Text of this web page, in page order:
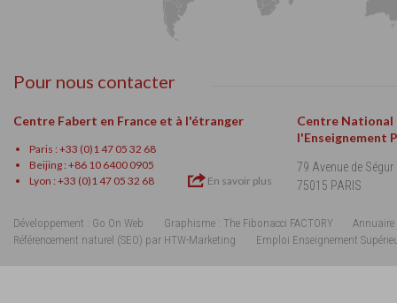
Pour nous contacter
Centre Fabert en France et à l'étranger
Paris : +33 (0)1 47 05 32 68
Beijing : +86 10 6400 0905
Lyon : +33 (0)1 47 05 32 68
En savoir plus
Centre National
l'Enseignement
79 Avenue de Ségur
75015 PARIS
Développement : Go On Web Graphisme : The Fibonacci FACTORY
Annuaire
Référencement naturel (SEO) par HTW-Marketing
Emploi Enseignement